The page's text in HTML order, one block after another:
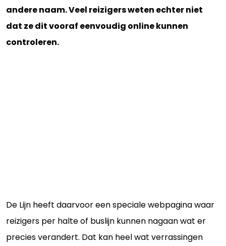
andere naam. Veel reizigers weten echter niet
dat ze dit vooraf eenvoudig online kunnen
controleren.
De Lijn heeft daarvoor een speciale webpagina waar
reizigers per halte of buslijn kunnen nagaan wat er
precies verandert. Dat kan heel wat verrassingen